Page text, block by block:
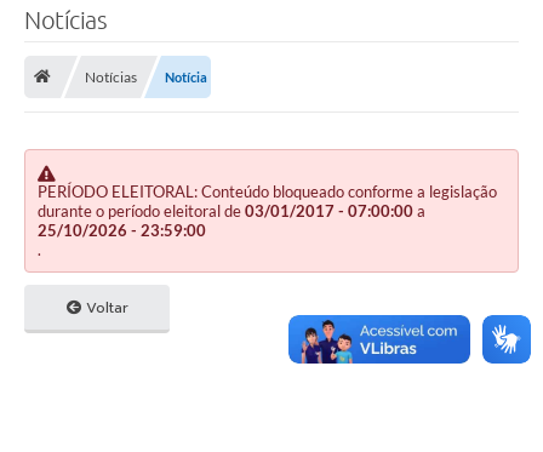
Notícias
Notícias Notícia
PERÍODO ELEITORAL: Conteúdo bloqueado conforme a legislação
durante o período eleitoral de03/01/2017 - 07:00:00a
25/10/2026 - 23:59:00
.
Voltar